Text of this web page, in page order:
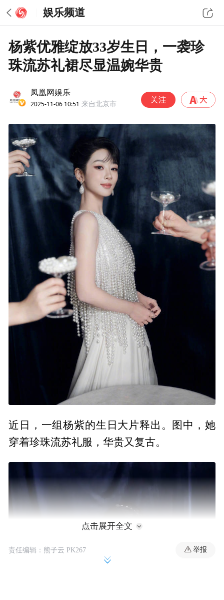
娱乐频道
杨紫优雅绽放33岁生日，一袭珍
珠流苏礼裙尽显温婉华贵
凤凰网娱乐
2025-11-06 10:51 来自北京市
近日，一组杨紫的生日大片释出。图中，她
穿着珍珠流苏礼服，华贵又复古。
点击展开全文
责任编辑：熊子云 PK267 举报